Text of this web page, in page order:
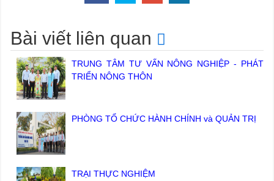
Bài viết liên quan
TRUNG TÂM TƯ VẤN NÔNG NGHIỆP - PHÁT
TRIỂN NÔNG THÔN
PHÒNG TỔ CHỨC HÀNH CHÍNH và QUẢN TRỊ
TRẠI THỰC NGHIỆM